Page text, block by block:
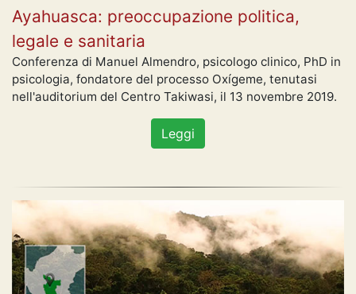
Ayahuasca: preoccupazione politica,
legale e sanitaria
Conferenza di Manuel Almendro, psicologo clinico, PhD in
psicologia, fondatore del processo Oxígeme, tenutasi
nell'auditorium del Centro Takiwasi, il 13 novembre 2019.
Leggi